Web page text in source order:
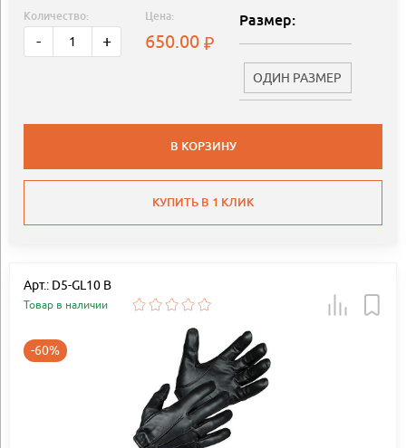
Количество:
- +
Цена:
650.00
Размер:
ОДИН РАЗМЕР
В КОРЗИНУ
КУПИТЬ В 1 КЛИК
Арт.: D5-GL10 B
Товар в наличии
-60%